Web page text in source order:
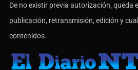
De no existir previa autorización, queda
publicación, retransmisión, edición y
contenidos.